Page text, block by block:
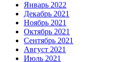
Январь 2022
Декабрь 2021
Ноябрь 2021
Октябрь 2021
Сентябрь 2021
Август 2021
Июль 2021